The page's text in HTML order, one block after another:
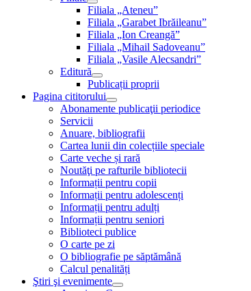
Filiala „Ateneu”
Filiala „Garabet Ibrăileanu”
Filiala „Ion Creangă”
Filiala „Mihail Sadoveanu”
Filiala „Vasile Alecsandri”
Editură
Publicații proprii
Pagina cititorului
Abonamente publicaţii periodice
Servicii
Anuare, bibliografii
Cartea lunii din colecțiile speciale
Carte veche și rară
Noutăţi pe rafturile bibliotecii
Informații pentru copii
Informații pentru adolescenți
Informații pentru adulți
Informații pentru seniori
Biblioteci publice
O carte pe zi
O bibliografie pe săptămână
Calcul penalități
Ştiri şi evenimente